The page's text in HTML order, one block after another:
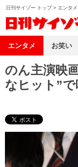
日刊サイゾー トップ> エンタメ
のん主演映
なヒット”
エンタメ お笑い